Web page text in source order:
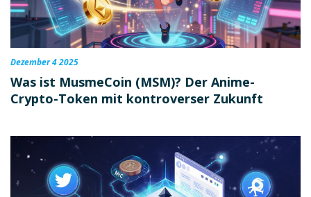
Dezember 4 2025
Was ist MusmeCoin (MSM)? Der Anime-
Crypto-Token mit kontroverser Zukunft